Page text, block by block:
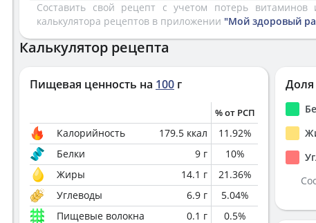
Составить свой рецепт с учетом потерь
калькулятора рецептов в приложении "Мой здоровый
Калькулятор рецепта
Пищевая ценность на 100 г
% от РСП
Калорийность 179.5 ккал 11.92%
Белки
9 г 10%
Жиры
14.1 г 21.36%
Углеводы
6.9 г 5.04%
Пищевые волокна
0.1 г 0.5%